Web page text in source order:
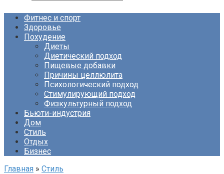
Фитнес и спорт
Здоровье
Похудение
Диеты
Диетический подход
Пищевые добавки
Причины целлюлита
Психологический подход
Стимулирующий подход
Физкультурный подход
Бьюти-индустрия
Дом
Стиль
Отдых
Бизнес
Главная » Стиль